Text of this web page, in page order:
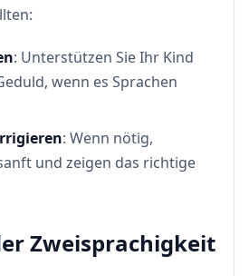
: Unterstützen Sie Ihr Kind
wenn es Sprachen
: Wenn nötig,
und zeigen das richtige
Zweisprachigkeit